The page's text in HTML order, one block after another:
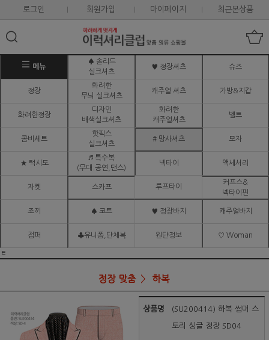
로그인 회원가입 마이페이지 최근본상품
메뉴
♠ 솔리드
실크셔츠
♥ 정장셔츠 슈즈
정장
화려한
무늬 실크셔츠
캐주얼 셔츠 가방&지갑
화려한정장
디자인
배색실크셔츠
화려한
캐주얼셔츠
벨트
콤비세트
핫픽스
실크셔츠
# 망사셔츠 모자
★ 턱시도
♬ 특수복
(무대.공연,댄스)
넥타이 액세서리
자켓 스카프 루프타이
커프스&
넥타이핀
조끼 ♠ 코트 ♥ 정장바지 캐주얼바지
점퍼 ♣유니폼,단체복 원단정보 ♡ Woman
ㅌ
정장 맞춤 하복
상품명 (SU200414) 하복 썸머 스
토리 싱글 정장 SD04